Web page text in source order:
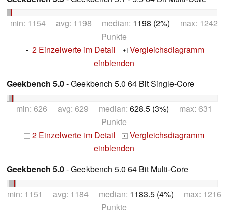
min: 1154 avg: 1198 median: 1198 (2%) max: 1242
Punkte
+ 2 Einzelwerte im Detail + Vergleichsdiagramm
einblenden
Geekbench 5.0- Geekbench 5.0 64 Bit Single-Core
min: 626 avg: 629 median: 628.5 (3%) max: 631
Punkte
+ 2 Einzelwerte im Detail + Vergleichsdiagramm
einblenden
Geekbench 5.0- Geekbench 5.0 64 Bit Multi-Core
min: 1151 avg: 1184 median: 1183.5 (4%) max: 1216
Punkte